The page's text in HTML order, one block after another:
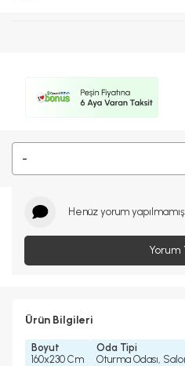
-
Henüz yorum
Yorum
Ürün Bilgileri
Boyut
160x230 Cm
Oda Tipi
Oturma Odası,